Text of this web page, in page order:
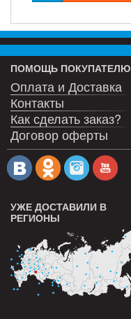
ПОМОЩЬ ПОКУПАТЕЛЮ
Оплата и Доставка
Контакты
Как сделать заказ?
Договор оферты
УЖЕ ДОСТАВИЛИ В
РЕГИОНЫ